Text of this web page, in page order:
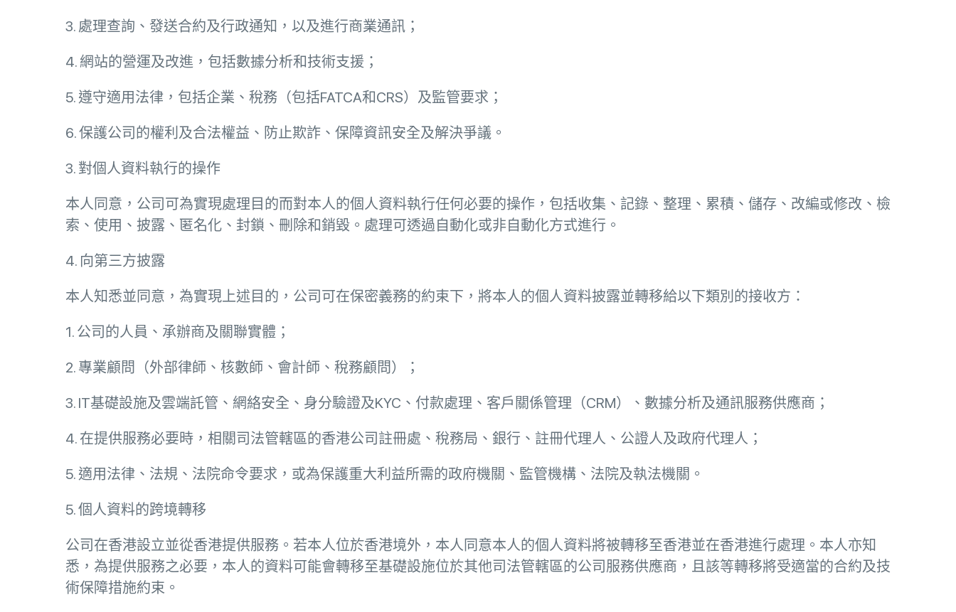
3. 處理查詢、發送合約及行政通知，以及進行商業通訊；
4. 網站的營運及改進，包括數據分析和技術支援；
5. 遵守適用法律，包括企業、稅務（包括FATCA和CRS）及監管要求；
6. 保護公司的權利及合法權益、防止欺詐、保障資訊安全及解決爭議。
3. 對個人資料執行的操作
本人同意，公司可為實現處理目的而對本人的個人資料執行任何必要的操作，包括收集、記錄、整理、累積、儲存、改編或修改、檢
索、使用、披露、匿名化、封鎖、刪除和銷毀。處理可透過自動化或非自動化方式進行。
4. 向第三方披露
本人知悉並同意，為實現上述目的，公司可在保密義務的約束下，將本人的個人資料披露並轉移給以下類別的接收方：
1. 公司的人員、承辦商及關聯實體；
2. 專業顧問（外部律師、核數師、會計師、稅務顧問）；
3. IT基礎設施及雲端託管、網絡安全、身分驗證及KYC、付款處理、客戶關係管理（CRM）、數據分析及通訊服務供應商；
4. 在提供服務必要時，相關司法管轄區的香港公司註冊處、稅務局、銀行、註冊代理人、公證人及政府代理人；
5. 適用法律、法規、法院命令要求，或為保護重大利益所需的政府機關、監管機構、法院及執法機關。
5. 個人資料的跨境轉移
公司在香港設立並從香港提供服務。若本人位於香港境外，本人同意本人的個人資料將被轉移至香港並在香港進行處理。本人亦知
悉，為提供服務之必要，本人的資料可能會轉移至基礎設施位於其他司法管轄區的公司服務供應商，且該等轉移將受適當的合約及技
術保障措施約束。